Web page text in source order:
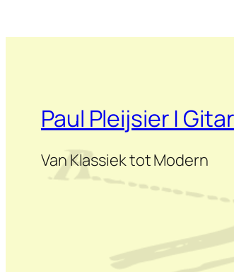
Paul Pleijsier |
Van Klassiek tot Modern